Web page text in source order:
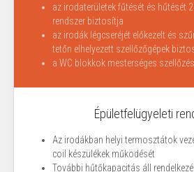
az irodaterületek fűtését és hűtését
rendszer biztosítja
az irodák légcseréjét előkezelt és
tetőn elhelyezett szellőzőgépek
a WC blokkok mesterséges
Épületfelügyeleti
Az irodákban helyi termosztátok
coil készülékek működését
További hűtőkapacitás áll